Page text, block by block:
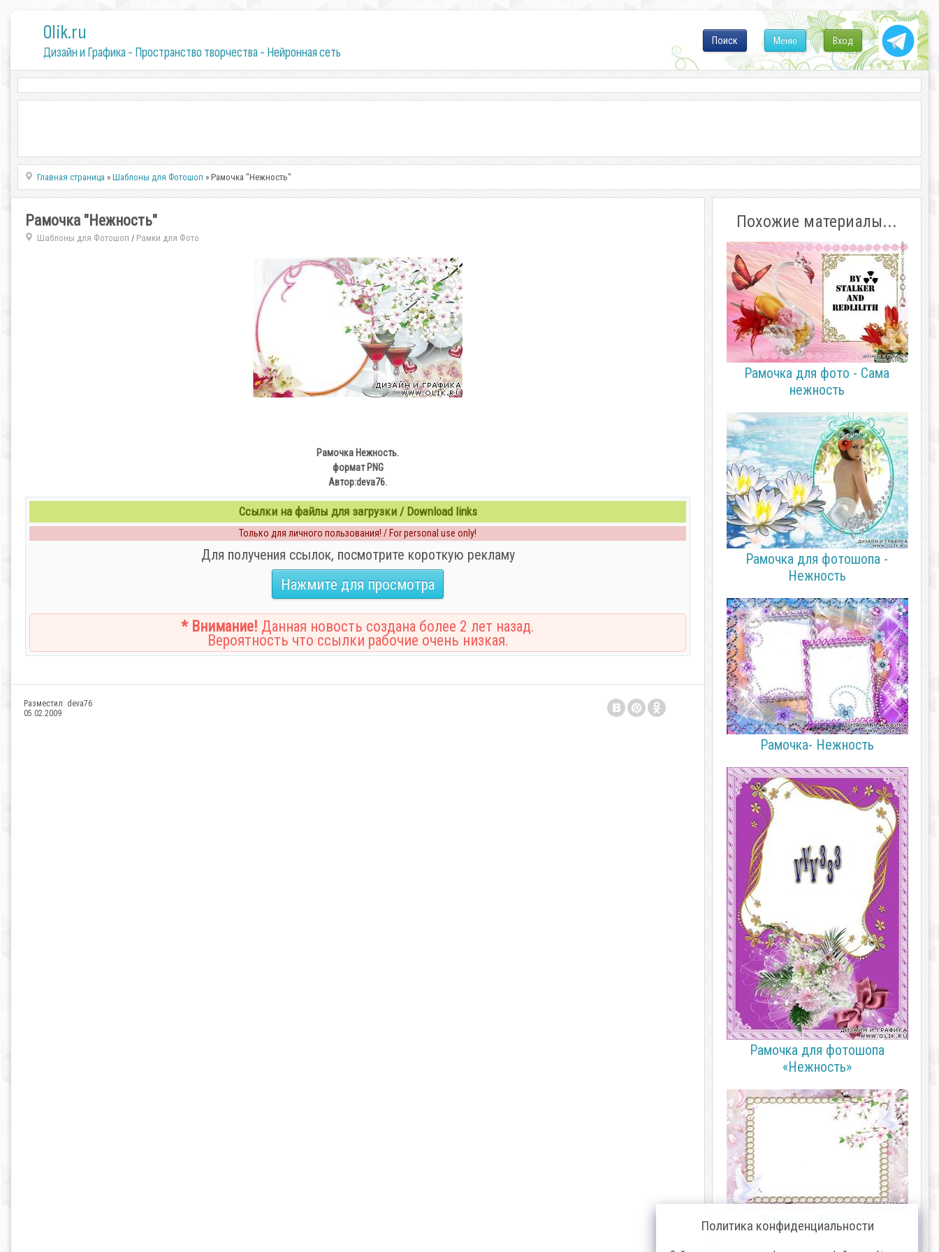
0lik.ru
Дизайн и Графика - Пространство творчества - Нейронная сеть
Вход
Меню
Поиск
Главная страница »Шаблоны для Фотошоп » Рамочка "Нежность"
Рамочка "Нежность"
Шаблоны для Фотошоп / Рамки для Фото
Рамочка Нежность.
формат PNG
Автор:deva76.
Ссылки на файлы для загрузки / Download links
Только для личного пользования! / For personal use only!
Для получения ссылок, посмотрите короткую рекламу
Нажмите для просмотра
* Внимание! Данная новость создана более 2 лет назад.
Вероятность что ссылки рабочие очень низкая.
Разместил: deva76
05.02.2009
Похожие материалы...
Рамочка для фото - Сама
нежность
Рамочка для фотошопа -
Нежность
Рамочка- Нежность
Рамочка для фотошопа
«Нежность»
Рамочка Нежность
Политика конфиденциальности